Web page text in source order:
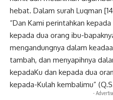
hebat. Dalam surah Luqman
“Dan Kami perintahkan
kepada dua orang ibu-
mengandungnya dalam
tambah, dan menyapihnya
kepadaKu dan kepada dua
kepada-Kulah kembalimu”
-